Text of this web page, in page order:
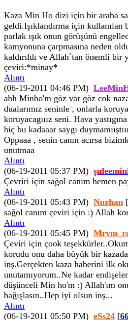
Kaza Min Ho dizi için bir araba
geldi.Işıklandırma için kullanılan
parlak ışık onun görüşünü
kamyonuna çarpmasına neden
kaldırıldı ve Allah`tan önemli bir
çeviri:*minay*
Alıntı
(06-19-2011 04:46 PM)
ahh Minho'm göz var göz cok
dualarımız seninle , onlarla
koruyacagııız seni. Hava
hiç bu kadaaar saygı
Oppaaa , senin canın acırsa
unutmaa
Alıntı
(06-19-2011 05:37 PM)
Çevriri için sağol canım hemen
Alıntı
(06-19-2011 05:43 PM) Nurhan [
sağol canım çeviri için :) Allah
Alıntı
(06-19-2011 05:45 PM)
Çeviri için çook
korudu onu daha büyük bir
inş.Gerçekten kaza haberini ilk
unutamıyorum..Ne kadar
düşünceli Min ho'm :) Allah'ım
bağışlasın..Hep iyi olsun inş...
Alıntı
(06-19-2011 05:50 PM) eSs24 [